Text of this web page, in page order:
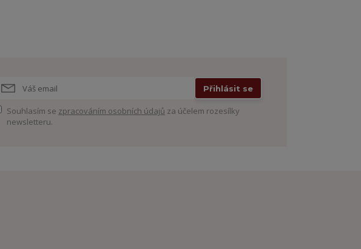
Přihlásit se
Souhlasím se zpracováním osobních údajů za účelem rozesílky
newsletteru.